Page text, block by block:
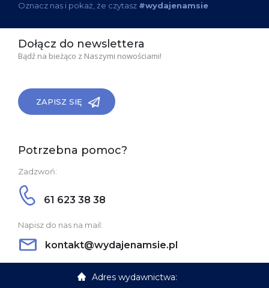
Oznacz nas i pokaż, że czytasz #wydajenamsie
Dołącz do newslettera
Bądź na bieżąco z Naszymi nowościami!
ZAPISZ SIĘ
Potrzebna pomoc?
Zadzwoń:
61 623 38 38
Napisz do nas na mail:
kontakt@wydajenamsie.pl
Adres wydawnictwa: